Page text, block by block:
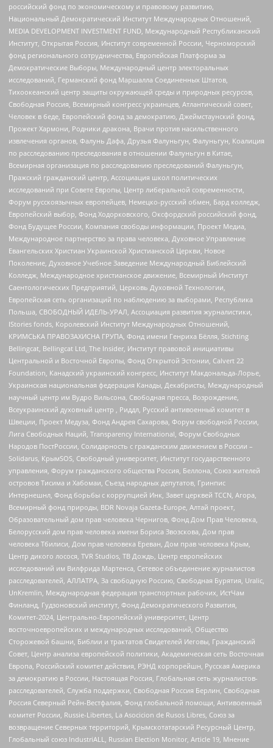
российский фонд по экономическому и правовому развитию,
Национальный Демократический Институт Международных Отношений,
MEDIA DEVELOPMENT INVESTMENT FUND, Международный Республиканский
Институт, Открытая Россия, Институт современной России, Черноморский
фонд регионального сотрудничества, Европейская Платформа за
Демократические Выборы, Международный центр электоральных
исследований, Германский фонд Маршалла Соединенных Штатов,
Тихоокеанский центр защиты окружающей среды и природных ресурсов,
Свободная Россия, Всемирный конгресс украинцев, Атлантический совет,
Человек в беде, Европейский фонд за демократию, Джеймстаунский фонд,
Прожект Хармони, Родники дракона, Врачи против насильственного
извлечения органов, Фалунь Дафа, Друзья Фалуньгун, Фалуньгун, Коалиция
по расследованию преследования в отношении Фалуньгун в Китае,
Всемирная организация по расследованию преследований Фалуньгун,
Пражский гражданский центр, Ассоциация школ политических
исследований при Совете Европы, Центр либеральной современности,
Форум русскоязычных европейцев, Немецко-русский обмен, Бард колледж,
Европейский выбор, Фонд Ходорковского, Оксфордский российский фонд,
Фонд Будущее России, Компания свободы информации, Проект Медиа,
Международное партнерство за права человека, Духовное Управление
Евангельских Христиан Украинской Христианской Церкви, Новое
Поколение, Духовное Учебное Заведение Международный Библейский
Колледж, Международное христианское движение, Всемирный Институт
Саентологических Предприятий, Церковь Духовной Технологии,
Европейская сеть организаций по наблюдению за выборами, Республика
Польша, СВОБОДНЫЙ ИДЕЛЬ-УРАЛ, Ассоциация развития журналистики,
IStories fonds, Королевский Институт Международных Отношений,
КРИМСЬКА ПРАВОЗАХИСНА ГРУПА, Фонд имени Генриха Бёлля, Stichting
Bellingcat, Bellingcat Ltd, The Insider, Институт правовой инициативы
Центральной и Восточной Европы, Фонд Открытой Эстонии, Calvert 22
Foundation, Канадский украинский конгресс, Институт Макдональда-Лорье,
Украинская национальная федерация Канады, Декабристы, Международный
научный центр им Вудро Вильсона, Свободная пресса, Возрождение,
Всеукраинский духовный центр , Риддл, Русский антивоенный комитет в
Швеции, Проект Медуза, Фонд Андрея Сахарова, Форум свободной России,
Лига Свободных Наций, Transparеncy International, Форум Свободных
Народов ПостРоссии, Солидарность с гражданским движением в России –
Solidarus, КрымSOS, Свободный университет, Институт государственного
управления, Форум гражданского общества Россия, Беллона, Союз жителей
островов Тисима и Хабомаи, Съезд народных депутатов, Гринпис
Интернешнл, Фонд борьбы с коррупцией Инк, Завет церквей TCCN, Агора,
Всемирный фонд природы, BDR Novaja Gazeta-Europe, Алтай проект,
Образовательный дом прав человека Чернигов, Фонд Дом Прав Человека,
Белорусский дом прав человека имени Бориса Звозскова, Дом прав
человека Тбилиси, Дом прав человека Ереван, Дом прав человека Крым,
Центр дикого лосося, TVR Studios, ТВ Дождь, Центр европейских
исследований им Вилфрида Мартенса, Сетевое объединение журналистов
расследователей, АЛЛАТРА, За свободную Россию, Свободная Бурятия, Uralic,
UnKremlin, Международная федерация транспортных рабочих, ИстЧам
Финланд, Гудзоновский институт, Фонд Демократического Развития,
Комитет-2024, Центрально-Европейский университет, Центр
восточноевропейских и международных исследований, Общество
Сторожевой башни, Библии и трактатов Свидетелей Иеговы, Гражданский
Совет, Центр анализа европейской политики, Академическая сеть Восточная
Европа, Российский комитет действия, РЭНД корпорейшн, Русская Америка
за демократию в России, Настоящая Россия, Глобальная сеть журналистов-
расследователей, Служба поддержки, Свободная Россия Берлин, Свободная
Россия Северный Рейн-Вестфалия, Фонд глобальной помощи, Антивоенный
комитет России, Russie-Libertes, La Asocicion de Rusos Libres, Союз за
возвращение Северных территорий, Крымскотатарский Ресурсный Центр,
Глобальный союз IndustriALL, Russian Election Monitor, Article 19, Мнение